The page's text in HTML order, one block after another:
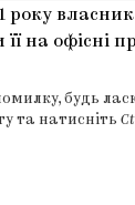
року власник
на офісні
будь
та натисніть